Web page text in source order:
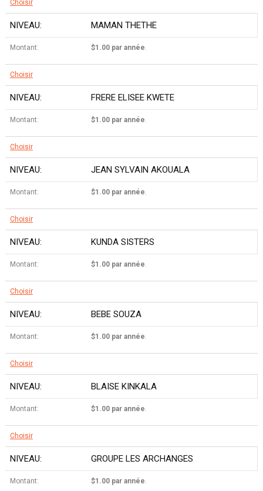
Choisir
MAMAN THETHE
$1.00 par année.
Choisir
FRERE ELISEE KWETE
$1.00 par année.
Choisir
JEAN SYLVAIN AKOUALA
$1.00 par année.
Choisir
KUNDA SISTERS
$1.00 par année.
Choisir
BEBE SOUZA
$1.00 par année.
Choisir
BLAISE KINKALA
$1.00 par année.
Choisir
GROUPE LES ARCHANGES
$1.00 par année.